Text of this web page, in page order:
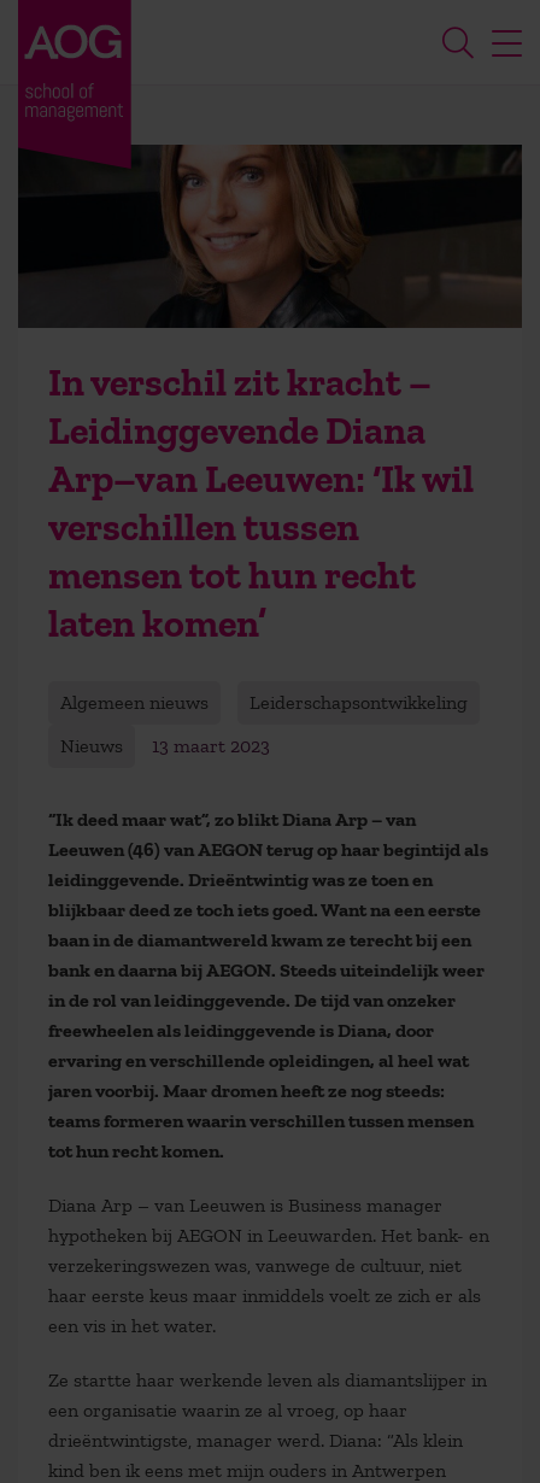
In verschil zit kracht –
Leidinggevende Diana
Arp–van Leeuwen: ‘Ik wil
verschillen tussen
mensen tot hun recht
laten komen’
Algemeen nieuws
Leiderschapsontwikkeling
Nieuws
13 maart 2023
“Ik deed maar wat”, zo blikt Diana Arp – van
Leeuwen (46) van AEGON terug op haar begintijd als
leidinggevende. Drieëntwintig was ze toen en
blijkbaar deed ze toch iets goed. Want na een eerste
baan in de diamantwereld kwam ze terecht bij een
bank en daarna bij AEGON. Steeds uiteindelijk weer
in de rol van leidinggevende. De tijd van onzeker
freewheelen als leidinggevende is Diana, door
ervaring en verschillende opleidingen, al heel wat
jaren voorbij. Maar dromen heeft ze nog steeds:
teams formeren waarin verschillen tussen mensen
tot hun recht komen.
Diana Arp – van Leeuwen is Business manager
hypotheken bij AEGON in Leeuwarden. Het bank- en
verzekeringswezen was, vanwege de cultuur, niet
haar eerste keus maar inmiddels voelt ze zich er als
een vis in het water.
Ze startte haar werkende leven als diamantslijper in
een organisatie waarin ze al vroeg, op haar
drieëntwintigste, manager werd. Diana: “Als klein
kind ben ik eens met mijn ouders in Antwerpen